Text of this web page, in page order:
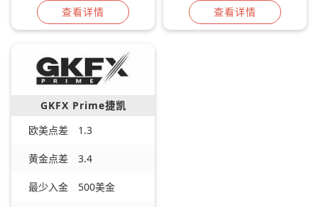
查看详情 查看详情
GKFX Prime捷凯
欧美点差
1.3
黄金点差 3.4
最少入金 500美金